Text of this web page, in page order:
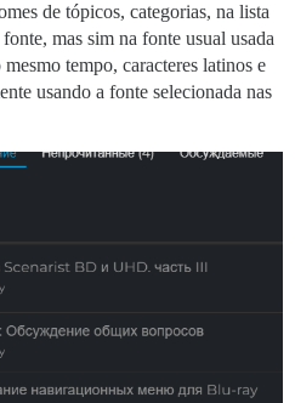
de tópicos, categorias, na lista
mas sim na fonte usual usada
tempo, caracteres latinos e
usando a fonte selecionada nas